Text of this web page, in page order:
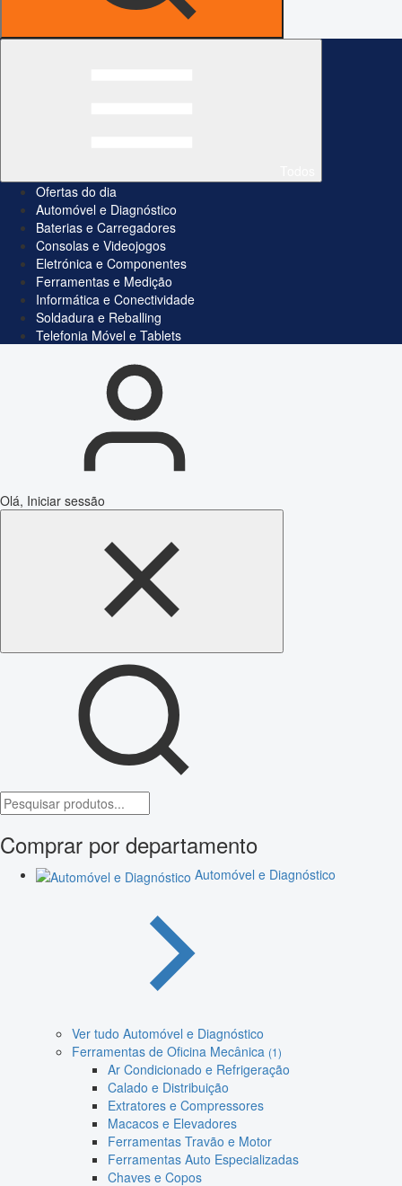
Ofertas do dia
Automóvel e Diagnóstico
Baterias e Carregadores
Consolas e Videojogos
Eletrónica e Componentes
Ferramentas e Medição
Informática e Conectividade
Soldadura e Reballing
Telefonia Móvel e Tablets
Olá, Iniciar sessão
Comprar por departamento
Automóvel e Diagnóstico
Ver tudo Automóvel e Diagnóstico
Ferramentas de Oficina Mecânica (1)
Ar Condicionado e Refrigeração
Calado e Distribuição
Extratores e Compressores
Macacos e Elevadores
Ferramentas Travão e Motor
Ferramentas Auto Especializadas
Chaves e Copos